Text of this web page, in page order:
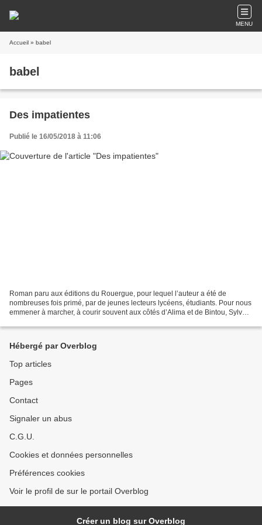
MENU
Accueil » babel
babel
Des impatientes
Publié le 16/05/2018 à 11:06
Roman paru aux éditions du Rouergue, pour lequel l’auteur a été de
nombreuses fois primé, par de jeunes lecteurs lycéens, étudiants. Pour nous
emmener à marcher, à courir souvent aux côtés d’Alima et de Bintou, Sylvain
Hébergé par Overblog
Top articles
Pages
Contact
Signaler un abus
C.G.U.
Cookies et données personnelles
Préférences cookies
Voir le profil de sur le portail Overblog
Créer un blog sur Overblog